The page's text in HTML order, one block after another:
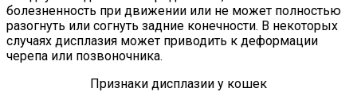
болезненность при движении или не может полностью
разогнуть или согнуть задние конечности. В некоторых
случаях дисплазия может приводить к деформации
черепа или позвоночника.
Признаки дисплазии у кошек